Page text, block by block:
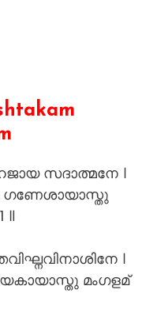
സദാത്മനേ ।
॥
।
മംഗളമ്